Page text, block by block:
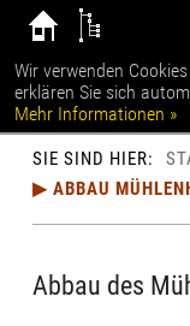
SIE SIND HIER:
▶ ABBAU
Abbau des
Wir verwenden
erklären Sie sich
Mehr Informationen »